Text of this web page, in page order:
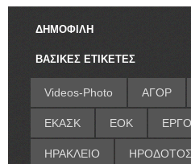
ΔΗΜΟΦΙΛΗ
ΒΑΣΙΚΕΣ ΕΤΙΚΕΤΕΣ
Videos-Photo ΑΓΟΡ
ΕΚΑΣΚ ΕΟΚ
ΗΡΑΚΛΕΙΟ ΗΡΟΔΟΤΟΣ